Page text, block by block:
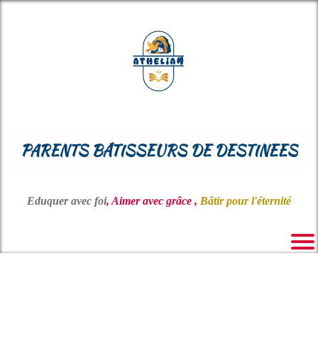
PARENTS BÂTISSEURS DE DESTINEES
Eduquer avec foi, Aimer avec grâce , Bâtir pour l'éternité